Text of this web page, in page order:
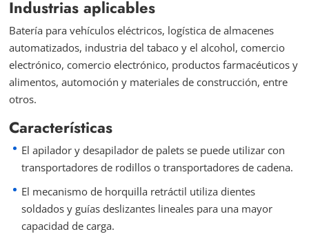
Industrias aplicables
Batería para vehículos eléctricos, logística de almacenes
automatizados, industria del tabaco y el alcohol, comercio
electrónico, comercio electrónico, productos farmacéuticos y
alimentos, automoción y materiales de construcción, entre
otros.
Características
El apilador y desapilador de palets se puede utilizar con
transportadores de rodillos o transportadores de cadena.
El mecanismo de horquilla retráctil utiliza dientes
soldados y guías deslizantes lineales para una mayor
capacidad de carga.